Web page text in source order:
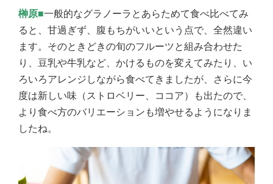
榊原■一般的なグラノーラとあらためて食べ比べてみ
ると、甘過ぎず、腹もちがいいという点で、全然違い
ます。そのときどきの旬のフルーツと組み合わせた
り、豆乳や牛乳など、かけるものを変えてみたり、い
ろいろアレンジしながら食べてきましたが、さらに今
度は新しい味（ストロベリー、ココア）も出たので、
より食べ方のバリエーションも増やせるようになりま
したね。